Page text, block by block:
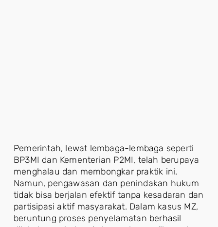
Pemerintah, lewat lembaga-lembaga seperti
BP3MI dan Kementerian P2MI, telah berupaya
menghalau dan membongkar praktik ini.
Namun, pengawasan dan penindakan hukum
tidak bisa berjalan efektif tanpa kesadaran dan
partisipasi aktif masyarakat. Dalam kasus MZ,
beruntung proses penyelamatan berhasil